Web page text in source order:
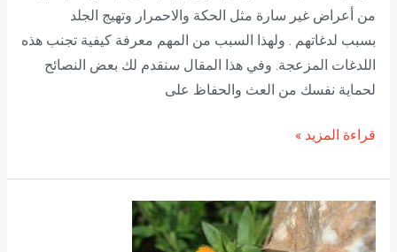
من أعراض غير سارة مثل الحكة والاحمرار وتهيج الجلد
بسبب لدغاتهم . ولهذا السبب من المهم معرفة كيفية تجنب هذه
اللدغات المزعجة. وفي هذا المقال سنقدم لك بعض النصائح
لحماية نفسك من العث والحفاظ على
قراءة المزيد »
نصائح
وتقنيات